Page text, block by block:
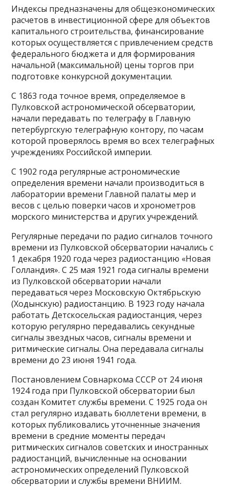
Индексы предназначены для общеэкономических
расчетов в инвестиционной сфере для объектов
капитального строительства, финансирование
которых осуществляется с привлечением средств
федерального бюджета и для формирования
начальной (максимальной) цены торгов при
подготовке конкурсной документации.
С 1863 года точное время, определяемое в
Пулковской астрономической обсерватории,
начали передавать по телеграфу в Главную
петербургскую телеграфную контору, по часам
которой проверялось время во всех телеграфных
учреждениях Российской империи.
С 1902 года регулярные астрономические
определения времени начали производиться в
лаборатории времени Главной палаты мер и
весов с целью поверки часов и хронометров
морского министерства и других учреждений.
Регулярные передачи по радио сигналов точного
времени из Пулковской обсерватории начались с
1 декабря 1920 года через радиостанцию «Новая
Голландия». С 25 мая 1921 года сигналы времени
из Пулковской обсерватории начали
передаваться через Московскую Октябрьскую
(Ходынскую) радиостанцию. В 1923 году начала
работать Детскосельская радиостанция, через
которую регулярно передавались секундные
сигналы звездных часов, сигналы времени и
ритмические сигналы. Она передавала сигналы
времени до 23 июня 1941 года.
Постановлением Совнаркома СССР от 24 июня
1924 года при Пулковской обсерватории был
создан Комитет службы времени. С 1925 года он
стал регулярно издавать бюллетени времени, в
которых публиковались уточненные значения
времени в средние моменты передач
ритмических сигналов советских и иностранных
радиостанций, вычисленные на основании
астрономических определений Пулковской
обсерватории и службы времени ВНИИМ.